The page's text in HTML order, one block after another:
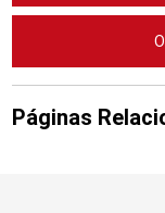
Páginas